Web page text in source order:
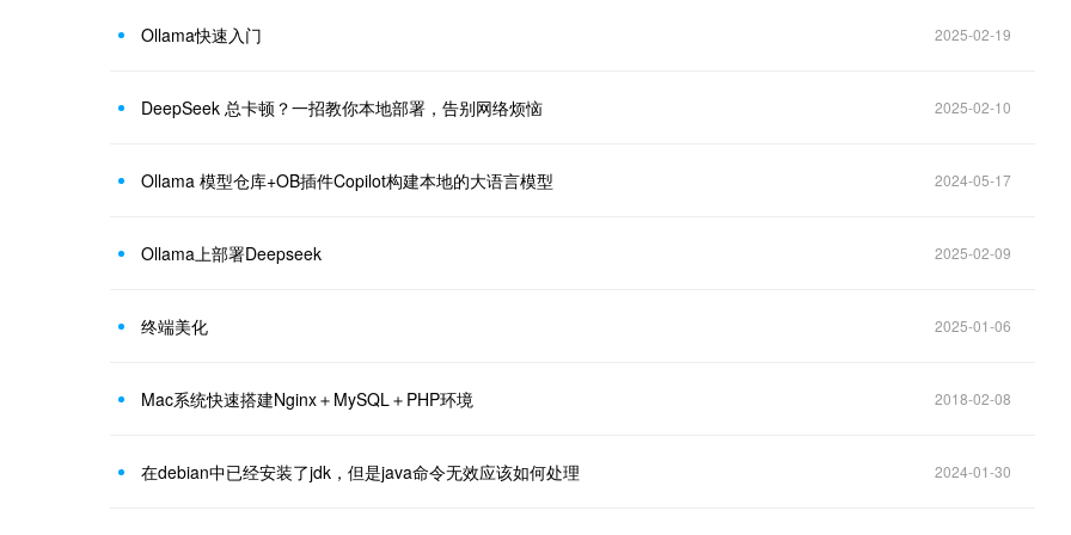
Ollama快速入门 2025-02-19
DeepSeek 总卡顿？一招教你本地部署，告别网络烦恼 2025-02-10
Ollama 模型仓库+OB插件Copilot构建本地的大语言模型 2024-05-17
Ollama上部署Deepseek 2025-02-09
终端美化 2025-01-06
Mac系统快速搭建Nginx＋MySQL＋PHP环境 2018-02-08
在debian中已经安装了jdk，但是java命令无效应该如何处理 2024-01-30